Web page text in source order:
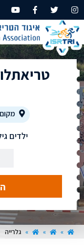
ילדים גילאי 8-13
»
»
» גלרייה